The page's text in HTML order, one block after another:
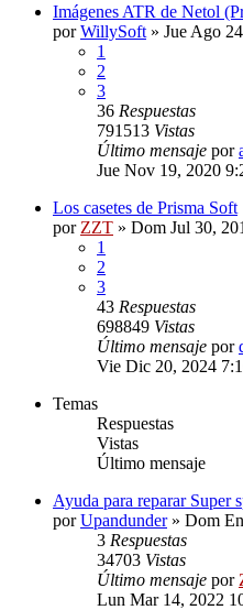
Imágenes ATR de Netol
porWillySoft » Jue Ago
1
2
3
36 Respuestas
791513 Vistas
Último mensaje por
Jue Nov 19, 2020
Los casetes de Prisma Soft
por ZZT » Dom Jul 30,
1
2
3
43 Respuestas
698849 Vistas
Último mensaje por
Vie Dic 20, 2024
Temas
Respuestas
Vistas
Último mensaje
Ayuda para reparar Super
porUpandunder» Dom
3 Respuestas
34703 Vistas
Último mensaje por
Lun Mar 14, 2022